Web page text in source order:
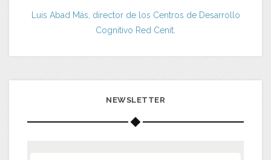
Luis Abad Más, director de los Centros de Desarrollo
Cognitivo Red Cenit.
NEWSLETTER